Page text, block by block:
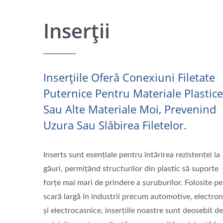
Inserții
Inserțiile Oferă Conexiuni Filetate
Puternice Pentru Materiale Plastice
Sau Alte Materiale Moi, Prevenind
Uzura Sau Slăbirea Filetelor.
Inserts sunt esențiale pentru întărirea rezistenței la
găuri, permițând structurilor din plastic să suporte
forțe mai mari de prindere a șuruburilor. Folosite pe
scară largă în industrii precum automotive,
și electrocasnice, inserțiile noastre sunt deosebit de